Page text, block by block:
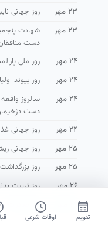
تقویم اوقات شرعی
۲۳ مهر
روز جهانی
۲۳ مهر
شهادت
دست منافقان (1361
۲۴ مهر
روز ملی
۲۴ مهر
روز پیوند
۲۴ مهر
سالروز
دست دژخیمان
۲۴ مهر
روز جهانی
۲۵ مهر
روز جهانی
۲۵ مهر
روز
۲۶ مهر
روز تربیت
روز صادرات